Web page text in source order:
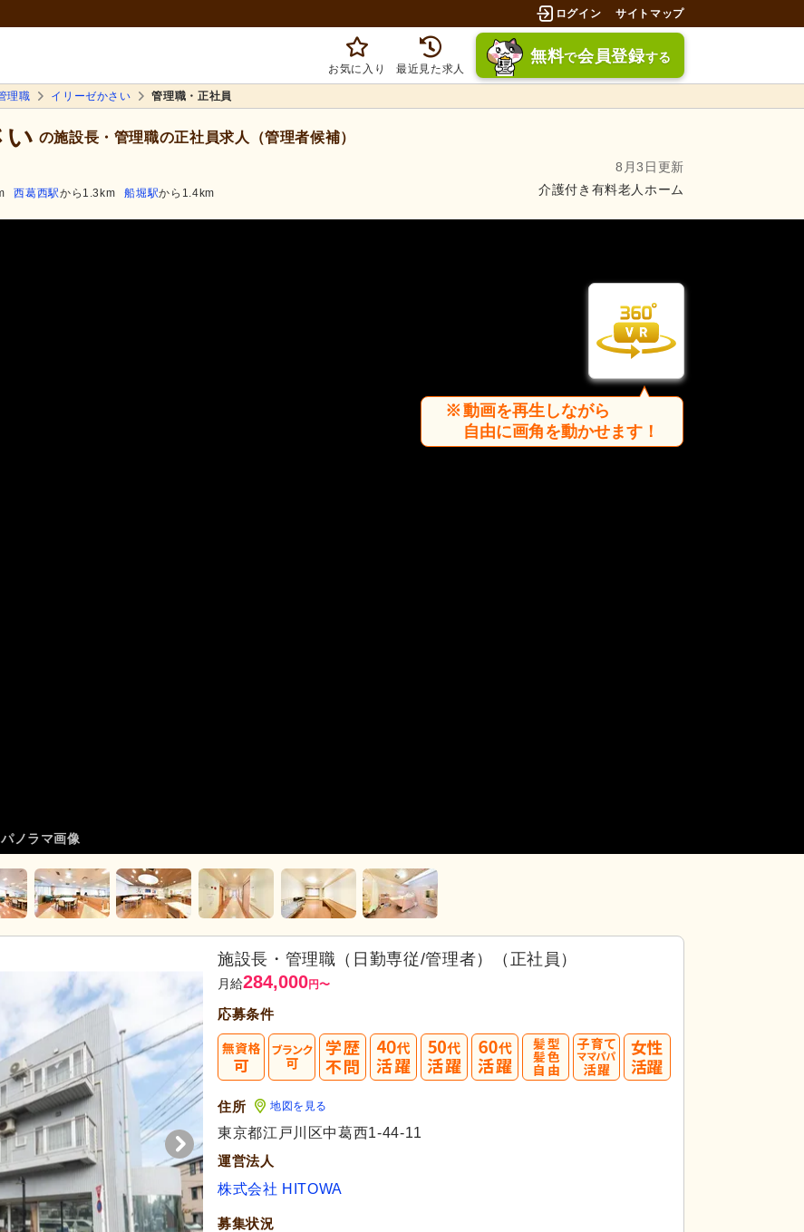
ログイン サイトマップ
お気に入り 最近見た求人
無料で会員登録する
理職 イリーゼかさい 管理職・正社員
い の施設長・管理職の正社員求人（管理者候補）
8月3日更新
介護付き有料老人ホーム
西葛西駅から1.3km 船堀駅から1.4km
動画を再生しながら
自由に画角を動かせます！
ノラマ画像
施設長・管理職（日勤専従/管理者）（正社員）
月給284,000円〜
応募条件
住所 地図を見る
東京都江戸川区中葛西1-44-11
運営法人
株式会社 HITOWA
募集状況